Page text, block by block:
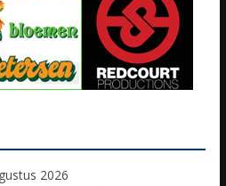
2026